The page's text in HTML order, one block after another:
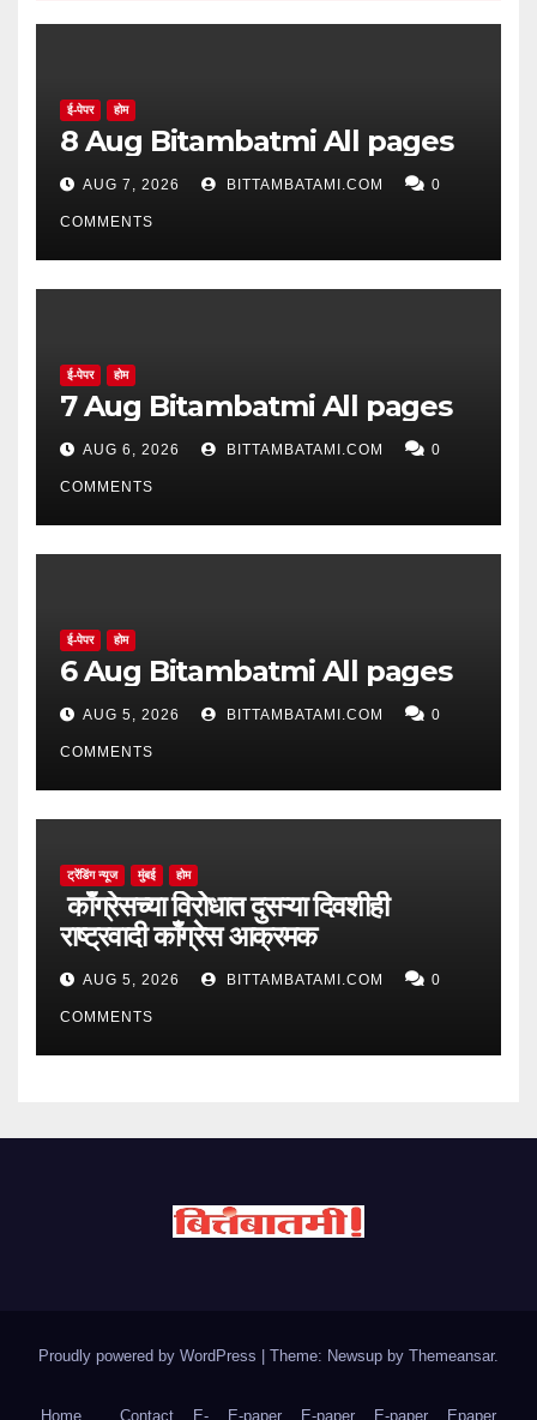
ई-पेपर होम
8 Aug Bitambatmi All pages
AUG 7, 2026 BITTAMBATAMI.COM 0
COMMENTS
ई-पेपर होम
7 Aug Bitambatmi All pages
AUG 6, 2026 BITTAMBATAMI.COM 0
COMMENTS
ई-पेपर होम
6 Aug Bitambatmi All pages
AUG 5, 2026 BITTAMBATAMI.COM 0
COMMENTS
ट्रेंडिंग न्यूज मुंबई होम
काँग्रेसच्या विरोधात दुसऱ्या दिवशीही
राष्ट्रवादी काँग्रेस आक्रमक
AUG 5, 2026 BITTAMBATAMI.COM 0
COMMENTS
Proudly powered by WordPress | Theme: Newsup by Themeansar.
Home Contact E- E-paper E-paper E-paper Epaper